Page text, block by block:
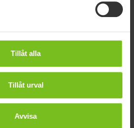
Tillåt alla
Tillåt urval
Avvisa
möjligt att fälla upp armstöden och